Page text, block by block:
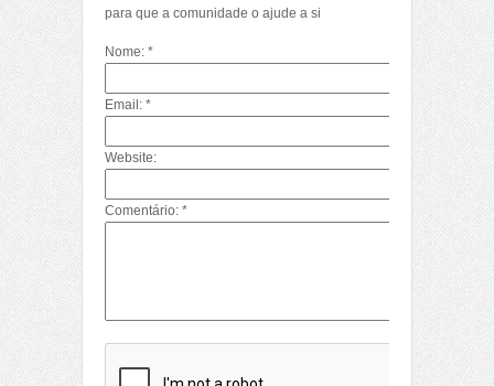
para que a comunidade o ajude a si
Nome: *
Email: *
Website:
Comentário: *